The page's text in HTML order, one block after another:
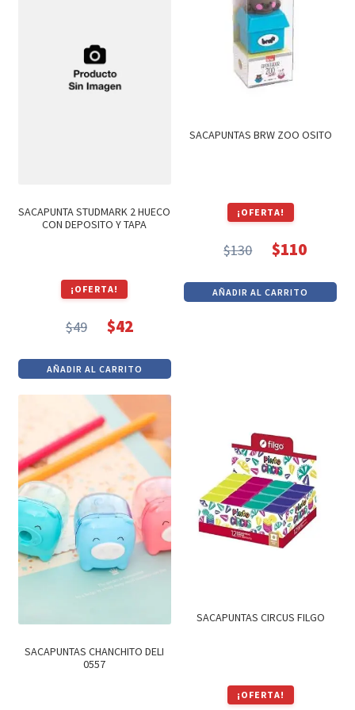
SACAPUNTA STUDMARK 2 HUECO
CON DEPOSITO Y TAPA
¡OFERTA!
$49
precio
original
era:
$49.
$42
precio
actual
es:
$42.
AÑADIR AL CARRITO
SACAPUNTAS BRW ZOO OSITO
¡OFERTA!
$130
precio
original
$110
precio
actual
AÑADIR AL CARRITO
SACAPUNTAS CHANCHITO DELI
0557
SACAPUNTAS CIRCUS FILGO
¡OFERTA!